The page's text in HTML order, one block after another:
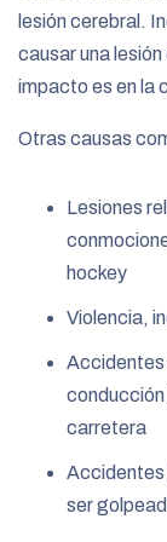
lesión cerebral.
causar una
impacto es en la
Otras causas
Lesiones
hockey
Violencia,
Accidentes
conducción
carretera
Accidentes
ser